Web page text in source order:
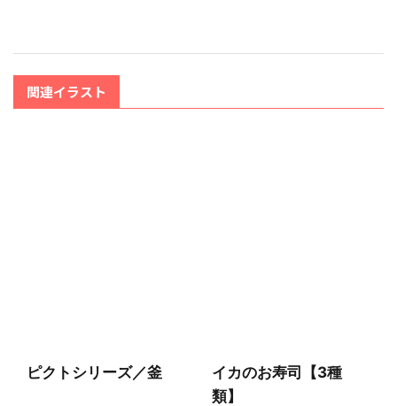
関連イラスト
ピクトシリーズ／釜
イカのお寿司【3種
類】